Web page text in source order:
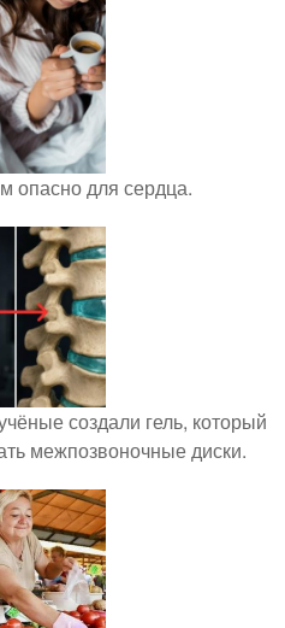
опасно для сердца.
создали гель, который
межпозвоночные диски.